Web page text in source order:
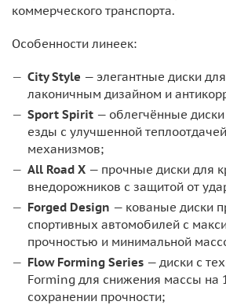
коммерческого транспорта.
Особенности линеек:
City Style — элегантные диски
лаконичным дизайном и
Sport Spirit — облегчённые
езды с улучшенной
механизмов;
All Road X — прочные диски для
внедорожников с защитой от
Forged Design — кованые диски
спортивных автомобилей с
прочностью и минимальной
Flow Forming Series — диски с
Forming для снижения массы на
сохранении прочности;